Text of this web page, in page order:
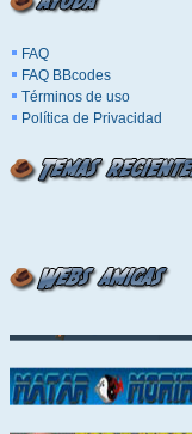
FAQ
FAQ BBcodes
Términos de uso
Política de Privacidad